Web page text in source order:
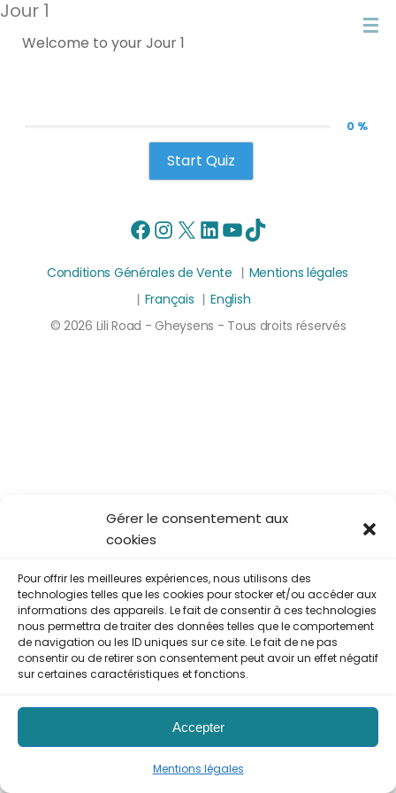
Gérer le consentement aux
cookies
Pour offrir les meilleures expériences, nous utilisons des
technologies telles que les cookies pour stocker et/ou accéder aux
informations des appareils. Le fait de consentir à ces technologies
nous permettra de traiter des données telles que le comportement
de navigation ou les ID uniques sur ce site. Le fait de ne pas
consentir ou de retirer son consentement peut avoir un effet négatif
sur certaines caractéristiques et fonctions.
Accepter
Mentions légales
Jour 1
Welcome to your Jour 1
0 %
Start Quiz
Facebook
Instagram
X LinkedIn
YouTube
TikTok
Conditions Générales de Vente
Mentions légales
Français
English
© 2026 Lili Road - Gheysens - Tous droits réservés